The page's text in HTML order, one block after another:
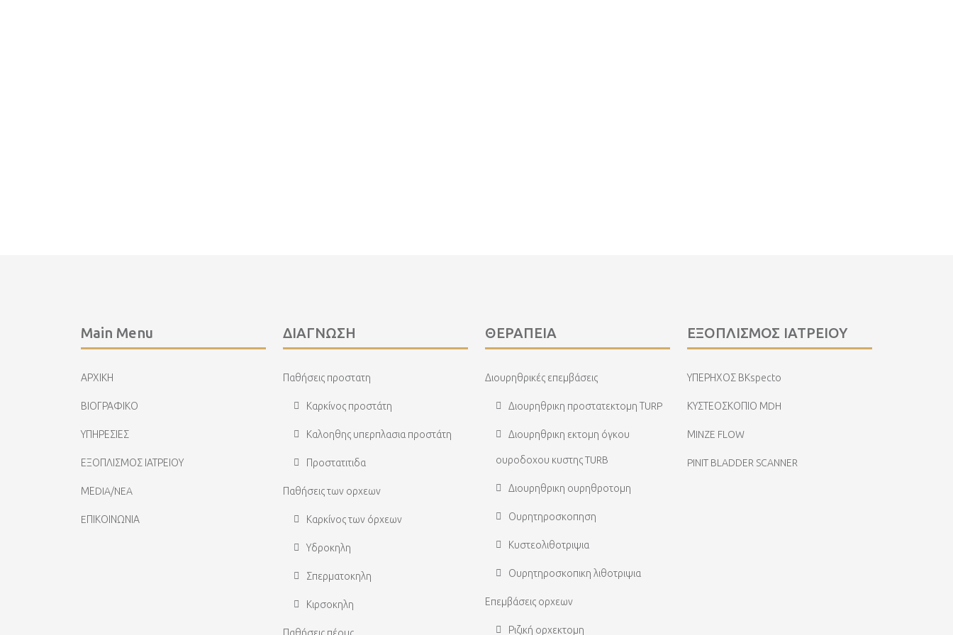
Main Menu
ΑΡΧΙΚΗ
ΒΙΟΓΡΑΦΙΚΟ
ΥΠΗΡΕΣΙΕΣ
ΕΞΟΠΛΙΣΜΟΣ ΙΑΤΡΕΙΟΥ
ΜΕDIA/NEA
EΠΙΚΟΙΝΩΝΙΑ
ΔΙΑΓΝΩΣΗ
Παθήσεις προστατη
Καρκίνος προστάτη
Καλοηθης υπερπλασια προστάτη
Προστατιτιδα
Παθήσεις των ορχεων
Καρκίνος των όρχεων
Υδροκηλη
Σπερματοκηλη
Κιρσοκηλη
ΘΕΡΑΠΕΙΑ
Διουρηθρικές επεμβάσεις
Διουρηθρικη προστατεκτομη ΤURP
Διουρηθρικη εκτομη όγκου
ουροδοχου κυστης TURB
Διουρηθρικη ουρηθροτομη
Ουρητηροσκοπηση
Κυστεολιθοτριψια
Ουρητηροσκοπικη λιθοτριψια
Επεμβάσεις ορχεων
Ριζική ορχεκτομη
ΕΞΟΠΛΙΣΜΟΣ ΙΑΤΡΕΙΟΥ
ΥΠΕΡΗΧΟΣ ΒΚspecto
ΚΥΣΤΕΟΣΚΟΠΙΟ ΜDH
ΜINZE FLOW
PINIT BLADDER SCANNER